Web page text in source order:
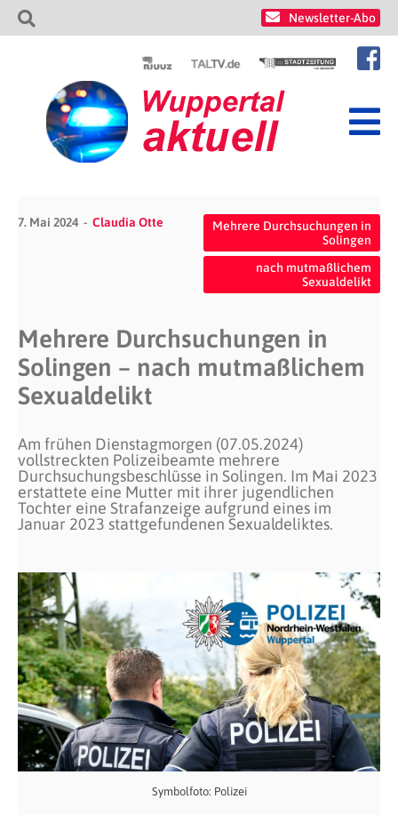
Newsletter-Abo
7. Mai 2024 Claudia Otte
Mehrere Durchsuchungen in
Solingen
nach mutmaßlichem
Sexualdelikt
Mehrere Durchsuchungen in
Solingen – nach mutmaßlichem
Sexualdelikt
Am frühen Dienstagmorgen (07.05.2024)
vollstreckten Polizeibeamte mehrere
Durchsuchungsbeschlüsse in Solingen. Im Mai 2023
erstattete eine Mutter mit ihrer jugendlichen
Tochter eine Strafanzeige aufgrund eines im
Januar 2023 stattgefundenen Sexualdeliktes.
Symbolfoto: Polizei